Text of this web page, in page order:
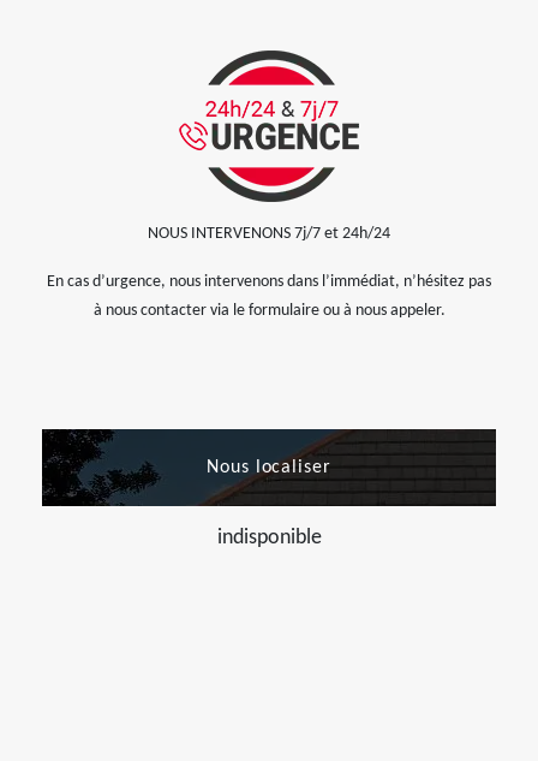
NOUS INTERVENONS 7j/7 et 24h/24
En cas d’urgence, nous intervenons dans l’immédiat, n’hésitez pas
à nous contacter via le formulaire ou à nous appeler.
Nous localiser
indisponible